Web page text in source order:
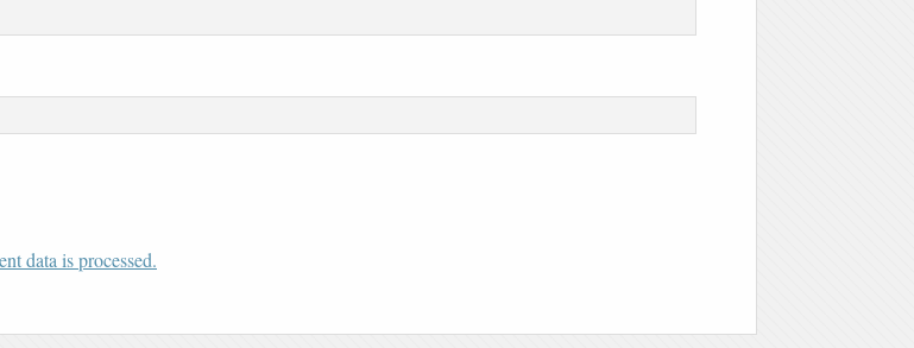
data is processed.